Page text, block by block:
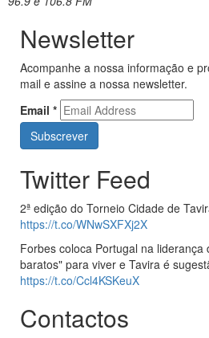
Newsletter
Acompanhe a nossa informação e
mail e assine a nossa newsletter.
Email *
Twitter Feed
2ª edição do Torneio Cidade de
https://t.co/WNwSXFXj2X
Forbes coloca Portugal na liderança
baratos" para viver e Tavira é
https://t.co/Ccl4KSKeuX
Contactos